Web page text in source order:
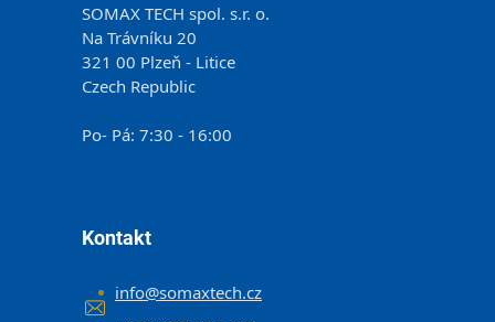
SOMAX TECH spol. s.r. o.
Na Trávníku 20
321 00 Plzeň - Litice
Czech Republic
Po- Pá: 7:30 - 16:00
Kontakt
info@somaxtech.cz